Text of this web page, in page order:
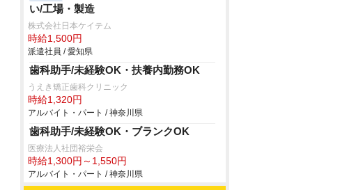
い/工場・製造
株式会社日本ケイテム
時給1,500円
派遣社員 / 愛知県
歯科助手/未経験OK・扶養内勤務OK
うえき矯正歯科クリニック
時給1,320円
アルバイト・パート / 神奈川県
歯科助手/未経験OK・ブランクOK
医療法人社団裕栄会
時給1,300円～1,550円
アルバイト・パート / 神奈川県